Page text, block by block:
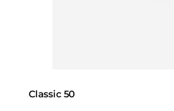
Classic 50